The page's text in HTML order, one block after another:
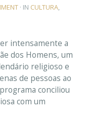
· IN CULTURA
intensamente a
dos Homens, um
religioso e
de pessoas ao
conciliou
com um